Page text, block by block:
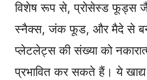
विशेष रूप से, प्रोसेस्ड फूड्स
स्नैक्स, जंक फूड, और मैदे से बने
प्लेटलेट्स की संख्या को
प्रभावित कर सकते हैं। ये खाद्य